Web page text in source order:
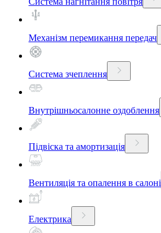
Механізм перемикання передач
Система зчеплення
Внутрішньосалонне оздоблення
Підвіска та амортизація
Вентиляція та опалення в салоні
Електрика